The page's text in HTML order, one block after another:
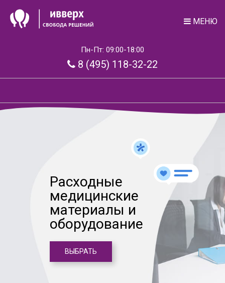
МЕНЮ
Пн-Пт: 09:00-18:00
8 (495) 118-32-22
Расходные
медицинские
материалы и
оборудование
ВЫБРАТЬ